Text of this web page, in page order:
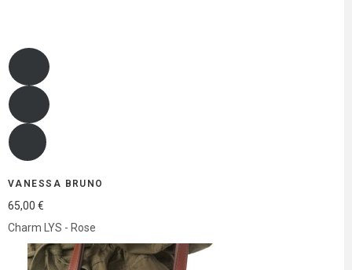
VANESSA BRUNO
Charm LYS - Rose
65,00 €